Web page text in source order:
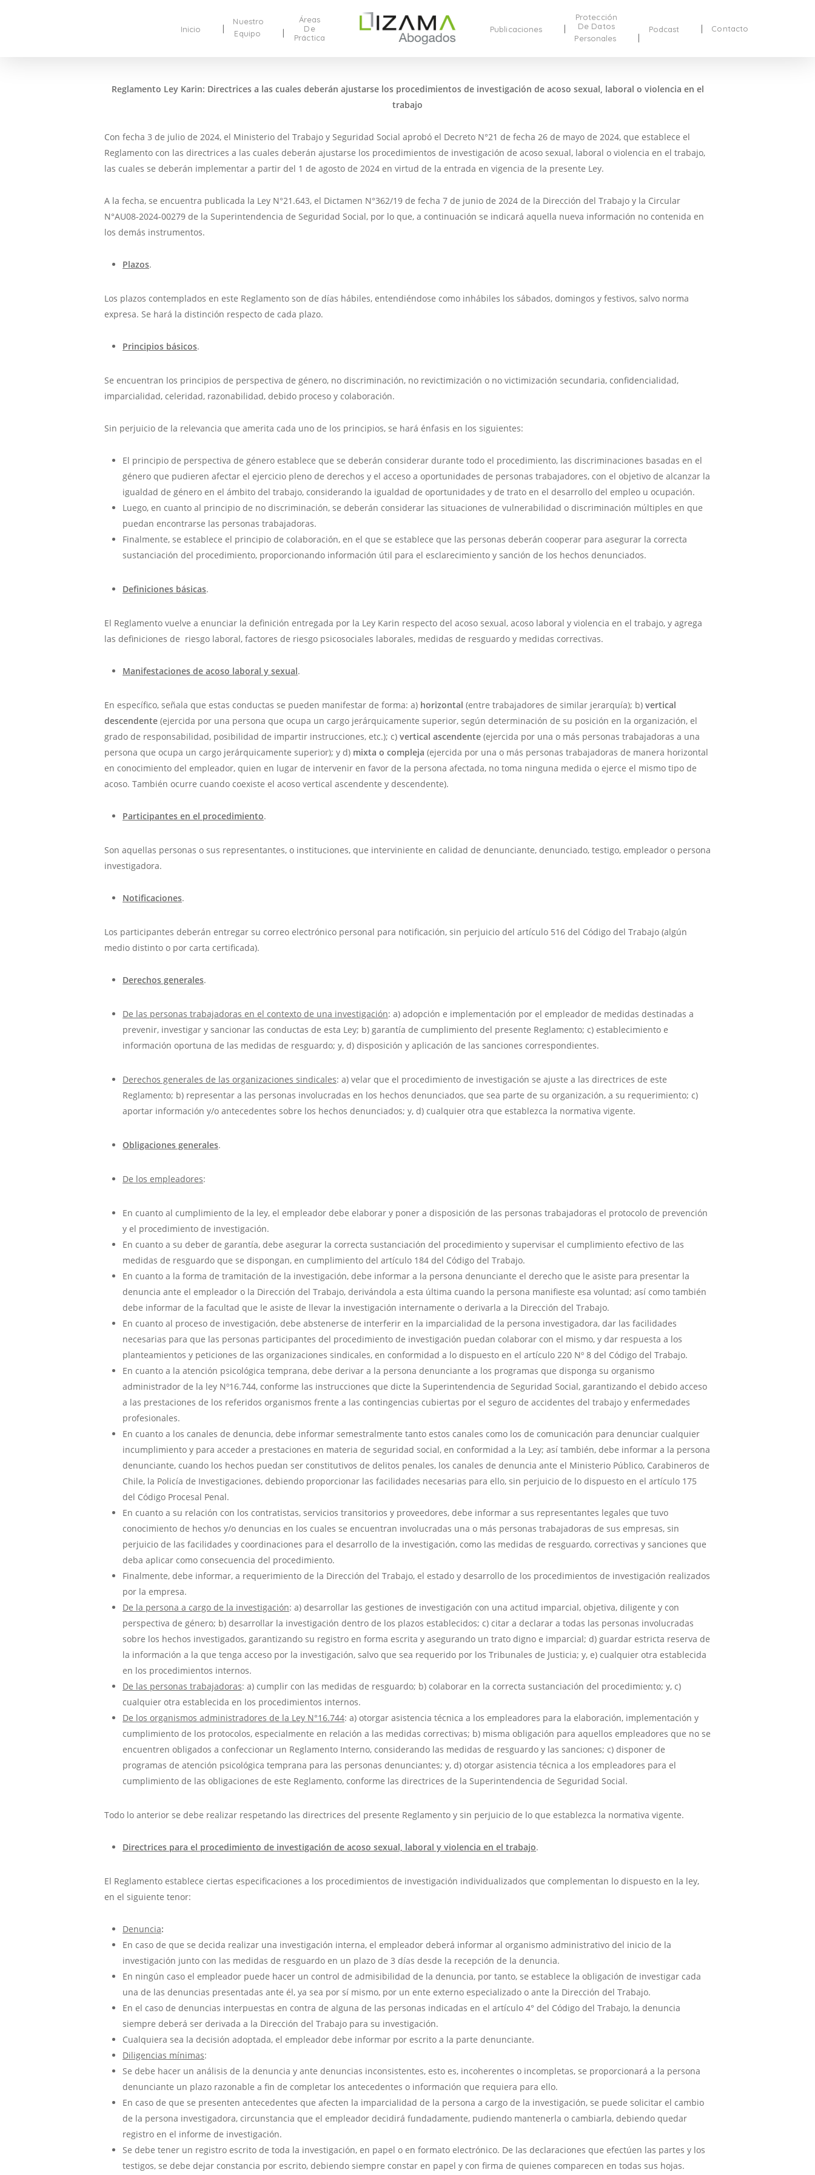
Inicio
Nuestro
Equipo
Áreas
De
Práctica
Publicaciones
Protección
De Datos
Personales
Podcast Contacto
Reglamento Ley Karin: Directrices a las cuales deberán ajustarse los procedimientos de investigación de acoso sexual, laboral o violencia en el
trabajo
Con fecha 3 de julio de 2024, el Ministerio del Trabajo y Seguridad Social aprobó el Decreto N°21 de fecha 26 de mayo de 2024, que establece el
Reglamento con las directrices a las cuales deberán ajustarse los procedimientos de investigación de acoso sexual, laboral o violencia en el trabajo,
las cuales se deberán implementar a partir del 1 de agosto de 2024 en virtud de la entrada en vigencia de la presente Ley.
A la fecha, se encuentra publicada la Ley N°21.643, el Dictamen N°362/19 de fecha 7 de junio de 2024 de la Dirección del Trabajo y la Circular
N°AU08-2024-00279 de la Superintendencia de Seguridad Social, por lo que, a continuación se indicará aquella nueva información no contenida en
los demás instrumentos.
Plazos.
Los plazos contemplados en este Reglamento son de días hábiles, entendiéndose como inhábiles los sábados, domingos y festivos, salvo norma
expresa. Se hará la distinción respecto de cada plazo.
Principios básicos.
Se encuentran los principios de perspectiva de género, no discriminación, no revictimización o no victimización secundaria, confidencialidad,
imparcialidad, celeridad, razonabilidad, debido proceso y colaboración.
Sin perjuicio de la relevancia que amerita cada uno de los principios, se hará énfasis en los siguientes:
El principio de perspectiva de género establece que se deberán considerar durante todo el procedimiento, las discriminaciones basadas en el
género que pudieren afectar el ejercicio pleno de derechos y el acceso a oportunidades de personas trabajadores, con el objetivo de alcanzar la
igualdad de género en el ámbito del trabajo, considerando la igualdad de oportunidades y de trato en el desarrollo del empleo u ocupación.
Luego, en cuanto al principio de no discriminación, se deberán considerar las situaciones de vulnerabilidad o discriminación múltiples en que
puedan encontrarse las personas trabajadoras.
Finalmente, se establece el principio de colaboración, en el que se establece que las personas deberán cooperar para asegurar la correcta
sustanciación del procedimiento, proporcionando información útil para el esclarecimiento y sanción de los hechos denunciados.
Definiciones básicas.
El Reglamento vuelve a enunciar la definición entregada por la Ley Karin respecto del acoso sexual, acoso laboral y violencia en el trabajo, y agrega
las definiciones de riesgo laboral, factores de riesgo psicosociales laborales, medidas de resguardo y medidas correctivas.
Manifestaciones de acoso laboral y sexual.
En específico, señala que estas conductas se pueden manifestar de forma: a) horizontal (entre trabajadores de similar jerarquía); b) vertical
descendente (ejercida por una persona que ocupa un cargo jerárquicamente superior, según determinación de su posición en la organización, el
grado de responsabilidad, posibilidad de impartir instrucciones, etc.); c) vertical ascendente (ejercida por una o más personas trabajadoras a una
persona que ocupa un cargo jerárquicamente superior); y d) mixta o compleja (ejercida por una o más personas trabajadoras de manera horizontal
en conocimiento del empleador, quien en lugar de intervenir en favor de la persona afectada, no toma ninguna medida o ejerce el mismo tipo de
acoso. También ocurre cuando coexiste el acoso vertical ascendente y descendente).
Participantes en el procedimiento.
Son aquellas personas o sus representantes, o instituciones, que interviniente en calidad de denunciante, denunciado, testigo, empleador o persona
investigadora.
Notificaciones.
Los participantes deberán entregar su correo electrónico personal para notificación, sin perjuicio del artículo 516 del Código del Trabajo (algún
medio distinto o por carta certificada).
Derechos generales.
De las personas trabajadoras en el contexto de una investigación: a) adopción e implementación por el empleador de medidas destinadas a
prevenir, investigar y sancionar las conductas de esta Ley; b) garantía de cumplimiento del presente Reglamento; c) establecimiento e
información oportuna de las medidas de resguardo; y, d) disposición y aplicación de las sanciones correspondientes.
Derechos generales de las organizaciones sindicales: a) velar que el procedimiento de investigación se ajuste a las directrices de este
Reglamento; b) representar a las personas involucradas en los hechos denunciados, que sea parte de su organización, a su requerimiento; c)
aportar información y/o antecedentes sobre los hechos denunciados; y, d) cualquier otra que establezca la normativa vigente.
Obligaciones generales.
De los empleadores:
En cuanto al cumplimiento de la ley, el empleador debe elaborar y poner a disposición de las personas trabajadoras el protocolo de prevención
y el procedimiento de investigación.
En cuanto a su deber de garantía, debe asegurar la correcta sustanciación del procedimiento y supervisar el cumplimiento efectivo de las
medidas de resguardo que se dispongan, en cumplimiento del artículo 184 del Código del Trabajo.
En cuanto a la forma de tramitación de la investigación, debe informar a la persona denunciante el derecho que le asiste para presentar la
denuncia ante el empleador o la Dirección del Trabajo, derivándola a esta última cuando la persona manifieste esa voluntad; así como también
debe informar de la facultad que le asiste de llevar la investigación internamente o derivarla a la Dirección del Trabajo.
En cuanto al proceso de investigación, debe abstenerse de interferir en la imparcialidad de la persona investigadora, dar las facilidades
necesarias para que las personas participantes del procedimiento de investigación puedan colaborar con el mismo, y dar respuesta a los
planteamientos y peticiones de las organizaciones sindicales, en conformidad a lo dispuesto en el artículo 220 Nº 8 del Código del Trabajo.
En cuanto a la atención psicológica temprana, debe derivar a la persona denunciante a los programas que disponga su organismo
administrador de la ley Nº16.744, conforme las instrucciones que dicte la Superintendencia de Seguridad Social, garantizando el debido acceso
a las prestaciones de los referidos organismos frente a las contingencias cubiertas por el seguro de accidentes del trabajo y enfermedades
profesionales.
En cuanto a los canales de denuncia, debe informar semestralmente tanto estos canales como los de comunicación para denunciar cualquier
incumplimiento y para acceder a prestaciones en materia de seguridad social, en conformidad a la Ley; así también, debe informar a la persona
denunciante, cuando los hechos puedan ser constitutivos de delitos penales, los canales de denuncia ante el Ministerio Público, Carabineros de
Chile, la Policía de Investigaciones, debiendo proporcionar las facilidades necesarias para ello, sin perjuicio de lo dispuesto en el artículo 175
del Código Procesal Penal.
En cuanto a su relación con los contratistas, servicios transitorios y proveedores, debe informar a sus representantes legales que tuvo
conocimiento de hechos y/o denuncias en los cuales se encuentran involucradas una o más personas trabajadoras de sus empresas, sin
perjuicio de las facilidades y coordinaciones para el desarrollo de la investigación, como las medidas de resguardo, correctivas y sanciones que
deba aplicar como consecuencia del procedimiento.
Finalmente, debe informar, a requerimiento de la Dirección del Trabajo, el estado y desarrollo de los procedimientos de investigación realizados
por la empresa.
De la persona a cargo de la investigación: a) desarrollar las gestiones de investigación con una actitud imparcial, objetiva, diligente y con
perspectiva de género; b) desarrollar la investigación dentro de los plazos establecidos; c) citar a declarar a todas las personas involucradas
sobre los hechos investigados, garantizando su registro en forma escrita y asegurando un trato digno e imparcial; d) guardar estricta reserva de
la información a la que tenga acceso por la investigación, salvo que sea requerido por los Tribunales de Justicia; y, e) cualquier otra establecida
en los procedimientos internos.
De las personas trabajadoras: a) cumplir con las medidas de resguardo; b) colaborar en la correcta sustanciación del procedimiento; y, c)
cualquier otra establecida en los procedimientos internos.
De los organismos administradores de la Ley N°16.744: a) otorgar asistencia técnica a los empleadores para la elaboración, implementación y
cumplimiento de los protocolos, especialmente en relación a las medidas correctivas; b) misma obligación para aquellos empleadores que no se
encuentren obligados a confeccionar un Reglamento Interno, considerando las medidas de resguardo y las sanciones; c) disponer de
programas de atención psicológica temprana para las personas denunciantes; y, d) otorgar asistencia técnica a los empleadores para el
cumplimiento de las obligaciones de este Reglamento, conforme las directrices de la Superintendencia de Seguridad Social.
Todo lo anterior se debe realizar respetando las directrices del presente Reglamento y sin perjuicio de lo que establezca la normativa vigente.
Directrices para el procedimiento de investigación de acoso sexual, laboral y violencia en el trabajo.
El Reglamento establece ciertas especificaciones a los procedimientos de investigación individualizados que complementan lo dispuesto en la ley,
en el siguiente tenor:
Denuncia:
En caso de que se decida realizar una investigación interna, el empleador deberá informar al organismo administrativo del inicio de la
investigación junto con las medidas de resguardo en un plazo de 3 días desde la recepción de la denuncia.
En ningún caso el empleador puede hacer un control de admisibilidad de la denuncia, por tanto, se establece la obligación de investigar cada
una de las denuncias presentadas ante él, ya sea por sí mismo, por un ente externo especializado o ante la Dirección del Trabajo.
En el caso de denuncias interpuestas en contra de alguna de las personas indicadas en el artículo 4° del Código del Trabajo, la denuncia
siempre deberá ser derivada a la Dirección del Trabajo para su investigación.
Cualquiera sea la decisión adoptada, el empleador debe informar por escrito a la parte denunciante.
Diligencias mínimas:
Se debe hacer un análisis de la denuncia y ante denuncias inconsistentes, esto es, incoherentes o incompletas, se proporcionará a la persona
denunciante un plazo razonable a fin de completar los antecedentes o información que requiera para ello.
En caso de que se presenten antecedentes que afecten la imparcialidad de la persona a cargo de la investigación, se puede solicitar el cambio
de la persona investigadora, circunstancia que el empleador decidirá fundadamente, pudiendo mantenerla o cambiarla, debiendo quedar
registro en el informe de investigación.
Se debe tener un registro escrito de toda la investigación, en papel o en formato electrónico. De las declaraciones que efectúen las partes y los
testigos, se debe dejar constancia por escrito, debiendo siempre constar en papel y con firma de quienes comparecen en todas sus hojas.